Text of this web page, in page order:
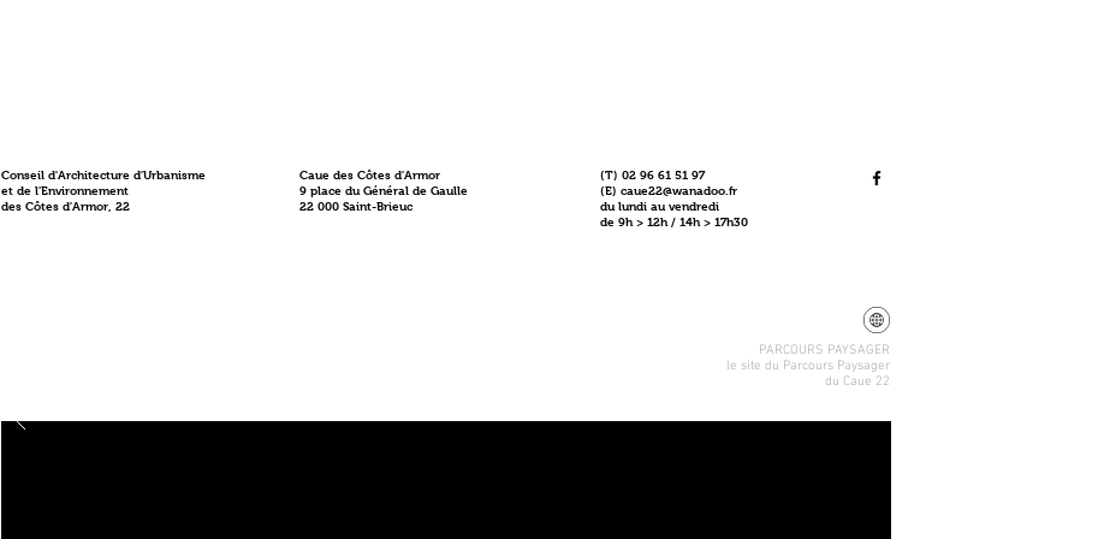
(T) 02 96 61 51 97
(E) caue22@wanadoo.fr
du lundi au vendredi
de 9h > 12h / 14h > 17h30
PARCOURS PAYSAGER
le site du Parcours Paysager
du Caue 22
Conseil d'Architecture d'Urbanisme
et de l'Environnement
des Côtes d'Armor, 22
Caue des Côtes d'Armor
9 place du Général de Gaulle
22 000 Saint-Brieuc